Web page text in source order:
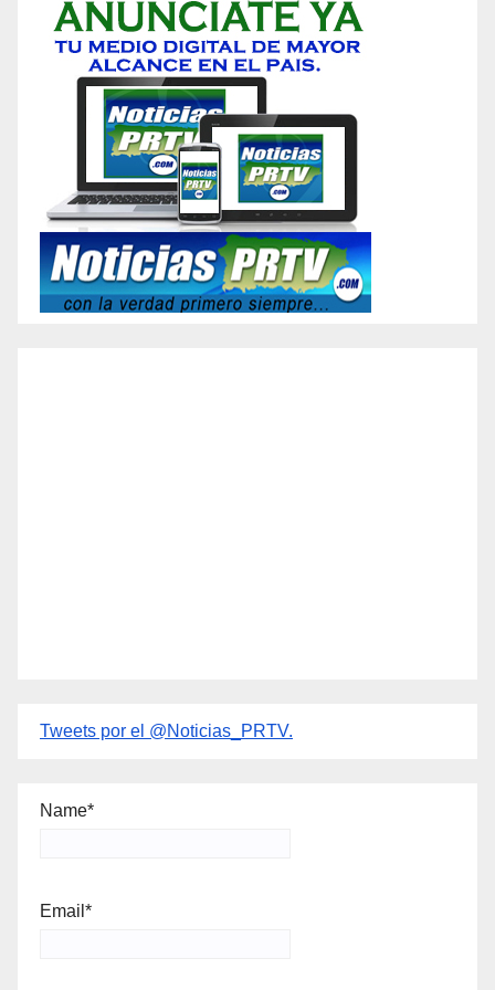
Tweets por el @Noticias_PRTV.
Name*
Email*